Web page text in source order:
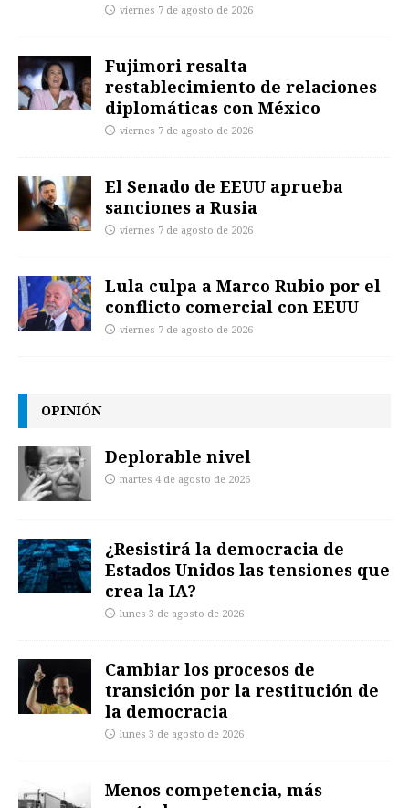
viernes 7 de agosto de 2026
Fujimori resalta
restablecimiento de relaciones
diplomáticas con México
viernes 7 de agosto de 2026
El Senado de EEUU aprueba
sanciones a Rusia
viernes 7 de agosto de 2026
Lula culpa a Marco Rubio por el
conflicto comercial con EEUU
viernes 7 de agosto de 2026
OPINIÓN
Deplorable nivel
martes 4 de agosto de 2026
¿Resistirá la democracia de
Estados Unidos las tensiones que
crea la IA?
lunes 3 de agosto de 2026
Cambiar los procesos de
transición por la restitución de
la democracia
lunes 3 de agosto de 2026
Menos competencia, más